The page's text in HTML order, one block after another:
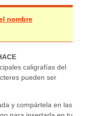
nombre
caligrafías del
pueden ser
y compártela en las